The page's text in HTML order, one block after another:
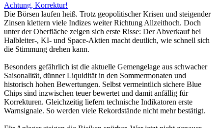
Achtung, Korrektur!
Die Börsen laufen heiß. Trotz geopolitischer Krisen und steigender
Zinsen klettern viele Indizes weiter Richtung Allzeithoch. Doch
unter der Oberfläche zeigen sich erste Risse: Der Abverkauf bei
Halbleiter-, KI- und Space-Aktien macht deutlich, wie schnell sich
die Stimmung drehen kann.
Besonders gefährlich ist die aktuelle Gemengelage aus schwacher
Saisonalität, dünner Liquidität in den Sommermonaten und
historisch hohen Bewertungen. Selbst vermeintlich sichere Blue
Chips sind inzwischen teuer bewertet und damit anfällig für
Korrekturen. Gleichzeitig liefern technische Indikatoren erste
Warnsignale. So werden viele Rekordstände nicht mehr bestätigt.